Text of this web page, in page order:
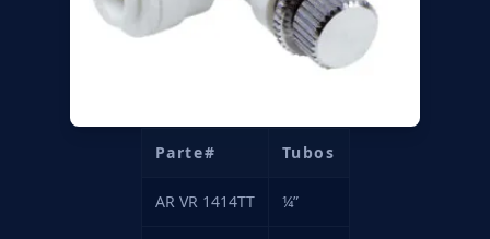
Parte# Tubos
AR VR 1414TT ¼”